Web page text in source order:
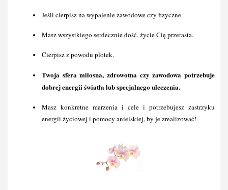
Jeśli cierpisz na wypalenie zawodowe czy fizyczne.
Masz wszystkiego serdecznie dość, życie Cię przerasta.
Cierpisz z powodu plotek.
Twoja sfera miłosna, zdrowotna czy zawodowa potrzebuje
dobrej energii światła lub specjalnego uleczenia.
Masz konkretne marzenia i cele i potrzebujesz zastrzyku
energii życiowej i pomocy anielskiej, by je zrealizować!